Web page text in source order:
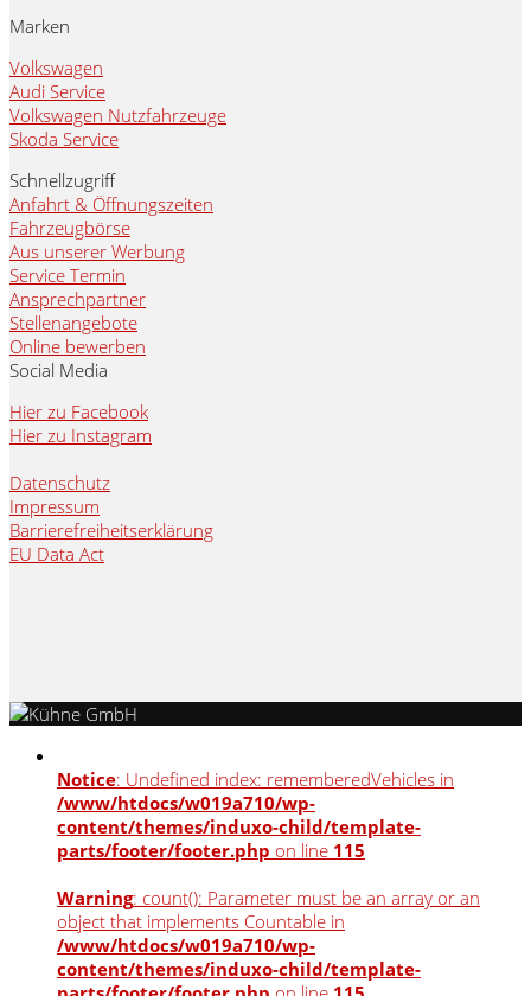
Marken
Volkswagen
Audi Service
Volkswagen Nutzfahrzeuge
Skoda Service
Schnellzugriff
Anfahrt & Öffnungszeiten
Fahrzeugbörse
Aus unserer Werbung
Service Termin
Ansprechpartner
Stellenangebote
Online bewerben
Social Media
Hier zu Facebook
Hier zu Instagram
Datenschutz
Impressum
Barrierefreiheitserklärung
EU Data Act
Notice: Undefined index: rememberedVehicles in
/www/htdocs/w019a710/wp-
content/themes/induxo-child/template-
parts/footer/footer.php on line 115
Warning: count(): Parameter must be an array or an
object that implements Countable in
/www/htdocs/w019a710/wp-
content/themes/induxo-child/template-